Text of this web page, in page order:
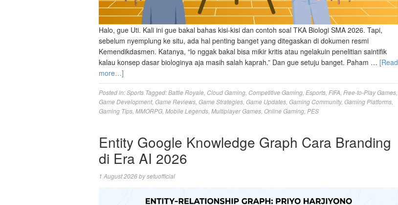
Halo, gue Uti. Kali ini gue bakal bahas kisi-kisi dan contoh soal TKA Biologi SMA 2026. Tapi,
sebelum nyemplung ke situ, ada hal penting banget yang ditegaskan di dokumen resmi
Kemendikdasmen. Katanya, “lo nggak bakal bisa mikir kritis atau ngelakuin penelitian saintifik
kalau konsep dasar biologinya aja masih salah kaprah.” Dan gue setuju banget. Paham … [Read
more…]
Posted in:Sports Tagged:Battle Royale Cloud Gaming Competitive Gaming Esports FIFA Free-to-Play Games
Game Development, Game Reviews Game Strategies Game Updates Gaming Community, Gaming Platforms
Gaming Tips MMORPG Mobile Legends Multiplayer Games Online Gaming PES
Entity Google Knowledge Graph Cara Branding
di Era AI 2026
1 August 2026bysetuofficial